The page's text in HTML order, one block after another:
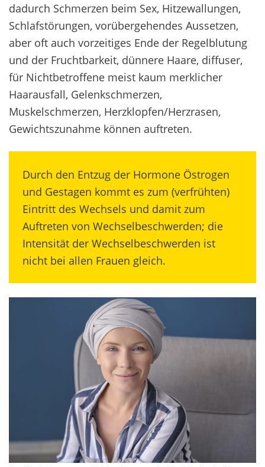
dadurch Schmerzen beim Sex, Hitzewallungen,
Schlafstörungen, vorübergehendes Aussetzen,
aber oft auch vorzeitiges Ende der Regelblutung
und der Fruchtbarkeit, dünnere Haare, diffuser,
für Nichtbetroffene meist kaum merklicher
Haarausfall, Gelenkschmerzen,
Muskelschmerzen, Herzklopfen/Herzrasen,
Gewichtszunahme können auftreten.
Durch den Entzug der Hormone Östrogen
und Gestagen kommt es zum (verfrühten)
Eintritt des Wechsels und damit zum
Auftreten von Wechselbeschwerden; die
Intensität der Wechselbeschwerden ist
nicht bei allen Frauen gleich.